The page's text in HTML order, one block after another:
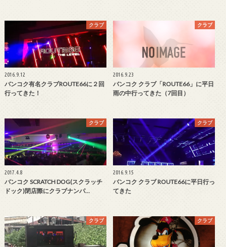
クラブ
2016.9.12
バンコク有名クラブROUTE66に２回
行ってきた！
クラブ
2016.9.23
バンコク クラブ「ROUTE66」に平日
雨の中行ってきた（7回目）
クラブ
2017.4.8
バンコク SCRATCH DOG(スクラッチ
ドック)閉店際にクラブナンパ…
クラブ
2016.9.15
バンコク クラブ ROUTE66に平日行っ
てきた
クラブ クラブ